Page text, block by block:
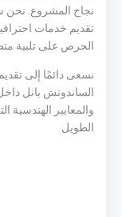
نجاح المشروع. نحن
تقديم خدمات
الحرص على تلبية
نسعى دائمًا إلى
الساندوتش بانل
والمعايير الهندسية
الطويل